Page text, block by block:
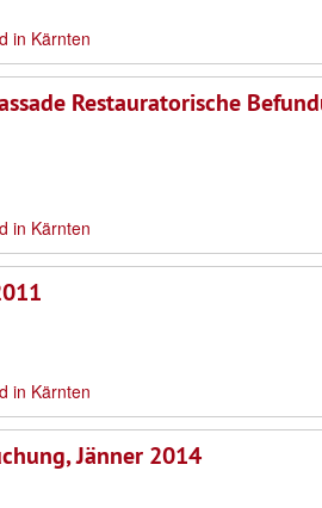
in Kärnten
Restauratorische
in Kärnten
in Kärnten
Jänner 2014